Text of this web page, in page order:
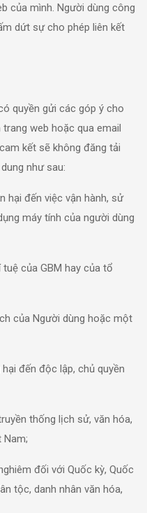
của mình. Người dùng công
dứt sự cho phép liên kết
quyền gửi các góp ý cho
web hoặc qua email
kết sẽ không đăng tải
như sau:
hại đến việc vận hành, sử
máy tính của người dùng
của GBM hay của tổ
của Người dùng hoặc một
đến độc lập, chủ quyền
thống lịch sử, văn hóa,
Nam;
đối với Quốc kỳ, Quốc
tộc, danh nhân văn hóa,